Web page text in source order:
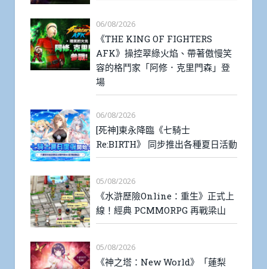
06/08/2026
《THE KING OF FIGHTERS
AFK》操控翠綠火焰、帶著傲慢笑
容的格鬥家「阿修．克里門森」登
場
06/08/2026
[死神]東永降臨《七騎士
Re:BIRTH》 同步推出各種夏日活動
05/08/2026
《水滸歷險Online：重生》正式上
線！經典 PCMMORPG 再戰梁山
05/08/2026
《神之塔：New World》「蓮梨